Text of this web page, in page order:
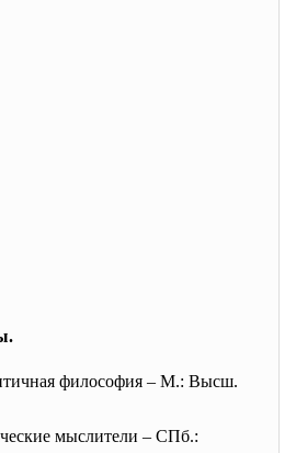
философия – М.: Высш.
мыслители – СПб.: